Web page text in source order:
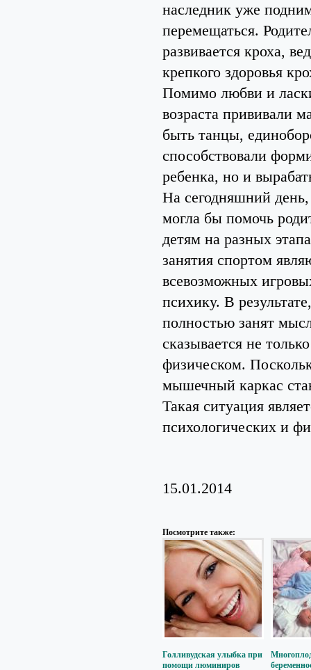
наследник уже
перемещаться.
развивается кроха,
крепкого здоровья
Помимо любви и
возраста прививали
быть танцы,
способствовали
ребенка, но и
На сегодняшний
могла бы помочь
детям на разных
занятия спортом
всевозможных
психику. В
полностью занят
сказывается не
физическом.
мышечный каркас
Такая ситуация
психологических и
15.01.2014
Посмотрите также:
Голливудская улыбка при
помощи люминиров